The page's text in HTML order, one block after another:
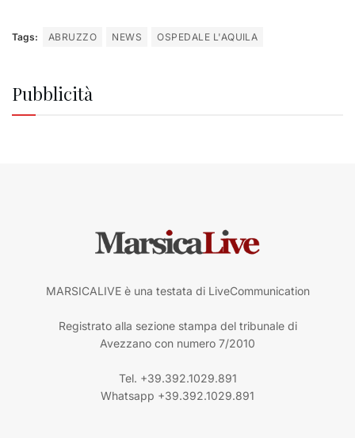
Tags: ABRUZZO NEWS OSPEDALE L'AQUILA
Pubblicità
MARSICALIVE è una testata di LiveCommunication
Registrato alla sezione stampa del tribunale di
Avezzano con numero 7/2010
Tel. +39.392.1029.891
Whatsapp +39.392.1029.891